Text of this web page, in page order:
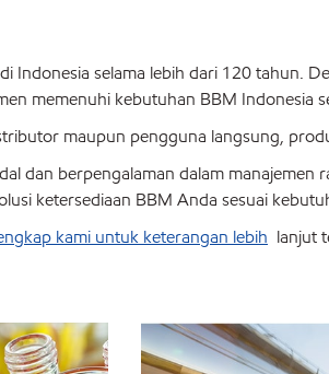
Indonesia selama lebih dari 120 tahun.
memenuhi kebutuhan BBM Indonesia
maupun pengguna langsung,
dan berpengalaman dalam
ketersediaan BBM Anda sesuai
kami untuk keterangan lebih lanjut